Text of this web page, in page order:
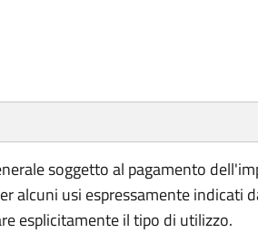
soggetto al pagamento
alcuni usi espressamente indicati
esplicitamente il tipo di utilizzo.